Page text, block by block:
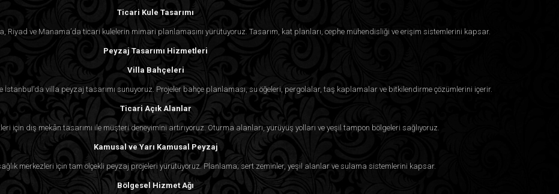
Ticari Kule Tasarımı
Riyad ve Manama’da ticari kulelerin mimari planlamasını yürütüyoruz. Tasarım, kat planları, cephe mühendisliği ve erişim sistemlerini kapsar.
Peyzaj Tasarımı Hizmetleri
Villa Bahçeleri
İstanbul’da villa peyzaj tasarımı sunuyoruz. Projeler bahçe planlaması, su öğeleri, pergolalar, taş kaplamalar ve bitkilendirme çözümlerini içerir.
Ticari Açık Alanlar
için dış mekân tasarımı ile müşteri deneyimini artırıyoruz. Oturma alanları, yürüyüş yolları ve yeşil tampon bölgeleri sağlıyoruz.
Kamusal ve Yarı Kamusal Peyzaj
merkezleri için tam ölçekli peyzaj projeleri yürütüyoruz. Planlama; sert zeminler, yeşil alanlar ve sulama sistemlerini kapsar.
Bölgesel Hizmet Ağı